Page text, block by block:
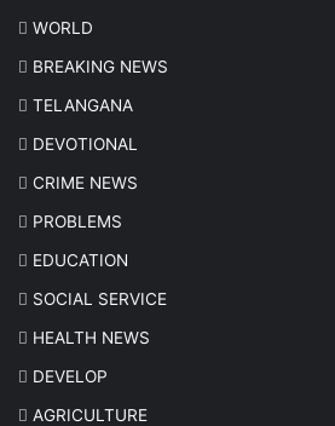
WORLD
BREAKING NEWS
TELANGANA
DEVOTIONAL
CRIME NEWS
PROBLEMS
EDUCATION
SOCIAL SERVICE
HEALTH NEWS
DEVELOP
AGRICULTURE